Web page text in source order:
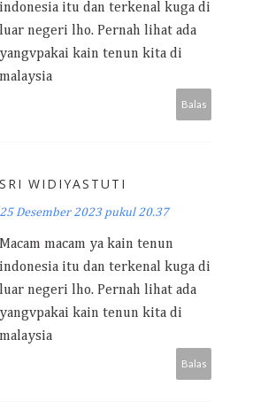
indonesia itu dan terkenal kuga di
luar negeri lho. Pernah lihat ada
yangvpakai kain tenun kita di
malaysia
Balas
SRI WIDIYASTUTI
25 Desember 2023 pukul 20.37
Macam macam ya kain tenun
indonesia itu dan terkenal kuga di
luar negeri lho. Pernah lihat ada
yangvpakai kain tenun kita di
malaysia
Balas